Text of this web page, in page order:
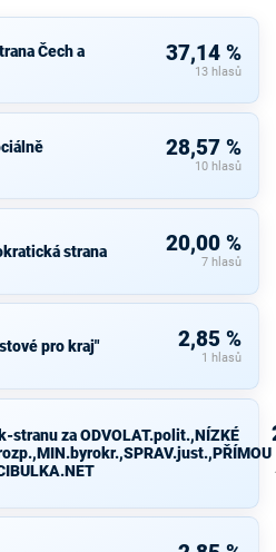
Čech a
37,14 %
13 hlasů
28,57 %
10 hlasů
strana 20,00 %
7 hlasů
pro kraj" 2,85 %
1 hlasů
stranu za ODVOLAT.polit.,NÍZKÉ